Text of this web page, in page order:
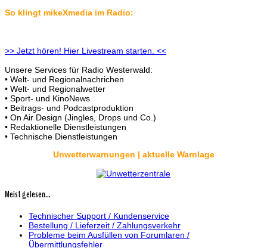
So klingt mikeXmedia im Radio:
>> Jetzt hören! Hier Livestream starten. <<
Unsere Services für Radio Westerwald:
• Welt- und Regionalnachrichen
• Welt- und Regionalwetter
• Sport- und KinoNews
• Beitrags- und Podcastproduktion
• On Air Design (Jingles, Drops und Co.)
• Redaktionelle Dienstleistungen
• Technische Dienstleistungen
Unwetterwarnungen | aktuelle Warnlage
Meist gelesen...
Technischer Support / Kundenservice
Bestellung / Lieferzeit / Zahlungsverkehr
Probleme beim Ausfüllen von Forumlaren /
Übermittlungsfehler